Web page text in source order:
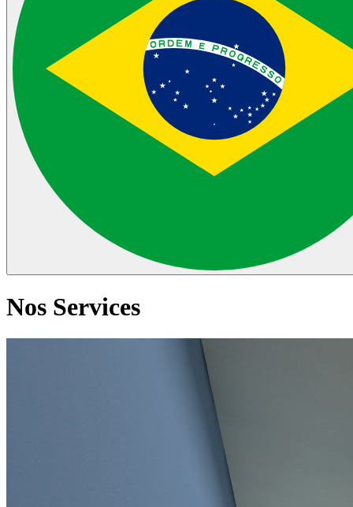
Nos Services